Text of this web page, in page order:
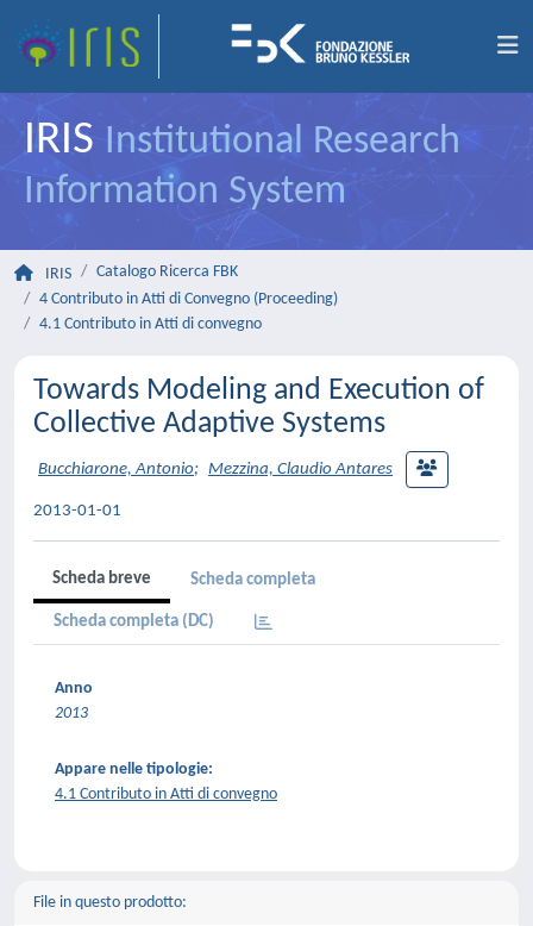
IRIS Institutional Research
Information System
IRIS
Catalogo Ricerca FBK
4 Contributo in Atti di Convegno (Proceeding)
4.1 Contributo in Atti di convegno
Towards Modeling and Execution of
Collective Adaptive Systems
Bucchiarone, Antonio; Mezzina, Claudio Antares
2013-01-01
Scheda breve Scheda completa
Scheda completa (DC)
Anno
2013
Appare nelle tipologie:
4.1 Contributo in Atti di convegno
File in questo prodotto: